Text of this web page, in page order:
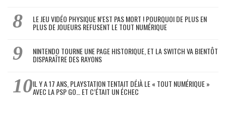
LE JEU VIDÉO PHYSIQUE N’EST PAS MORT ! POURQUOI DE PLUS EN
PLUS DE JOUEURS REFUSENT LE TOUT NUMÉRIQUE
NINTENDO TOURNE UNE PAGE HISTORIQUE, ET LA SWITCH VA BIENTÔT
DISPARAÎTRE DES RAYONS
IL Y A 17 ANS, PLAYSTATION TENTAIT DÉJÀ LE « TOUT NUMÉRIQUE »
AVEC LA PSP GO… ET C’ÉTAIT UN ÉCHEC